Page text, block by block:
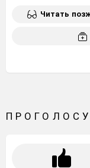
Читать